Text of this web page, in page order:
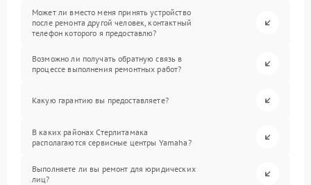
Может ли вместо меня принять устройство
после ремонта другой человек, контактный
телефон которого я предоставлю?
Возможно ли получать обратную связь в
процессе выполнения ремонтных работ?
Какую гарантию вы предоставляете?
В каких районах Стерлитамака
располагаются сервисные центры Yamaha?
Выполняете ли вы ремонт для юридических
лиц?